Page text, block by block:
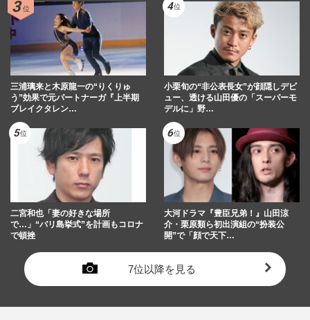
三浦璃来と木原龍一の“りくりゅ
う”効果で元パートナーガ『上半期
ブレイクタレン…
小栗旬の“非公表長女”が顔隠しデビ
ュー、透ける山田優の「スーパーモ
デルに」野…
二宮和也「妻の好きな場所
で…」“バリ島挙式”を計画もコロナ
で頓挫
大河ドラマ『豊臣兄弟！』山田涼
介・栗原類ら初出演組の“扮装公
開”で「顔で天下…
7位以降を見る